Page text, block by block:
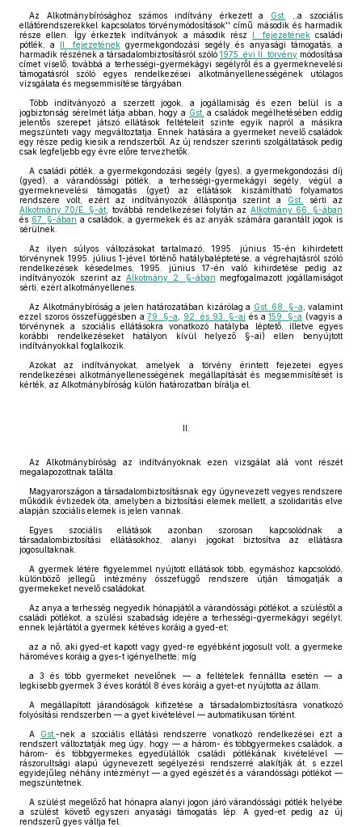
Az Alkotmánybírósághoz számos indítvány érkezett a Gst.
,,a szociális
ellátórendszerekkel kapcsolatos törvénymódosítások'' című második és harmadik
része ellen. Így érkeztek indítványok a második rész I. fejezeténekcsaládi
pótlék, a II. fejezeténekgyermekgondozási segély és anyasági támogatás, a
harmadik részének a társadalombiztosításról szóló 1975. évi II. törvény módosítása
címet viselő, továbbá a terhességi-gyermekágyi segélyről és a gyermeknevelési
támogatásról szóló egyes rendelkezései alkotmányellenességének utólagos
vizsgálata és megsemmisítése tárgyában.
Több indítványozó a szerzett jogok, a jogállamiság és ezen belül is a
jogbiztonság sérelmét látja abban, hogy a Gst. a családok megélhetésében eddig
jelentős szerepet játszó ellátások feltételeit szinte egyik napról a másikra
megszünteti vagy megváltoztatja. Ennek hatására a gyermeket nevelő családok
egy része pedig kiesik a rendszerből. Az új rendszer szerinti szolgáltatások pedig
csak legfeljebb egy évre előre tervezhetők.
A családi pótlék, a gyermekgondozási segély (gyes), a gyermekgondozási díj
(gyed), a várandóssági pótlék, a terhességi-gyermekágyi segély, végül a
gyermeknevelési támogatás (gyet) az ellátások kiszámítható folyamatos
rendszere volt, ezért az indítványozók álláspontja szerint a Gst.
sérti az
Alkotmány 70/E. §-át , továbbá rendelkezései folytán az Alkotmány 66. §-ában
és 67. §-ában a családok, a gyermekek és az anyák számára garantált jogok is
sérülnek.
Az ilyen súlyos változásokat tartalmazó, 1995. június 15-én kihirdetett
törvénynek 1995. július 1-jével történő hatálybaléptetése, a végrehajtásról szóló
rendelkezések késedelmes, 1995. június 17-én való kihirdetése pedig az
indítványozók szerint azAlkotmány 2. §-ában megfogalmazott jogállamiságot
sérti, ezért alkotmányellenes.
Az Alkotmánybíróság a jelen határozatában kizárólag a Gst. 68. §-a , valamint
ezzel szoros összefüggésben a79. §-a 92. és 93. §-ai és a159. §-a (vagyis a
törvénynek a szociális ellátásokra vonatkozó hatályba léptető, illetve egyes
korábbi rendelkezéseket hatályon kívül helyező §-ai) ellen benyújtott
indítványokkal foglalkozik.
Azokat az indítványokat, amelyek a törvény érintett fejezetei egyes
rendelkezései alkotmányellenességének megállapítását és megsemmisítését is
kérték, az Alkotmánybíróság külön határozatban bírálja el.
II.
Az Alkotmánybíróság az indítványoknak ezen vizsgálat alá vont részét
megalapozottnak találta.
Magyarországon a társadalombiztosításnak egy úgynevezett vegyes rendszere
működik évtizedek óta, amelyben a biztosítási elemek mellett, a szolidaritás elve
alapján szociális elemek is jelen vannak.
Egyes szociális ellátások azonban szorosan kapcsolódnak a
társadalombiztosítási ellátásokhoz, alanyi jogokat biztosítva az ellátásra
jogosultaknak.
A gyermek létére figyelemmel nyújtott ellátások több, egymáshoz kapcsolódó,
különböző jellegű intézmény összefüggő rendszere útján támogatják a
gyermekeket nevelő családokat.
Az anya a terhesség negyedik hónapjától a várandóssági pótlékot, a szüléstől a
családi pótlékot, a szülési szabadság idejére a terhességi-gyermekágyi segélyt,
ennek lejártától a gyermek kétéves koráig a gyed-et;
az a nő, aki gyed-et kapott vagy gyed-re egyébként jogosult volt, a gyermeke
hároméves koráig a gyes-t igényelhette; míg
a 3 és több gyermeket nevelőnek — a feltételek fennállta esetén — a
legkisebb gyermek 3 éves korától 8 éves koráig a gyet-et nyújtotta az állam.
A megállapított járandóságok kifizetése a társadalombiztosításra vonatkozó
folyósítási rendszerben — a gyet kivételével — automatikusan történt.
A Gst. -nek a szociális ellátási rendszerre vonatkozó rendelkezései ezt a
rendszert változtatják meg úgy, hogy — a három- és többgyermekes családok, a
három- és többgyermekes egyedülállók családi pótlékának kivételével —
rászorultsági alapú úgynevezett segélyezési rendszerré alakítják át, s ezzel
egyidejűleg néhány intézményt — a gyed egészét és a várandóssági pótlékot —
megszüntetnek.
A szülést megelőző hat hónapra alanyi jogon járó várandóssági pótlék helyébe
a szülést követő egyszeri anyasági támogatás lép. A gyed-et pedig az új
rendszerű gyes váltja fel.